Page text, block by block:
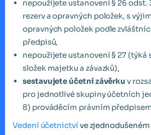
nepoužijete ustanovení § 26 odst.
rezerv a opravných položek, s
opravných položek podle
předpisů,
nepoužijete ustanovení § 27 (týká
složek majetku a závazků),
sestavujete účetní závěrku v
pro jednotlivé skupiny účetních
8) prováděcím právním
Vedení účetnictví ve